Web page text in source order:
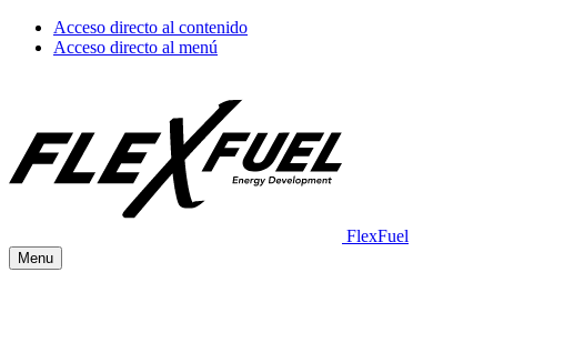
Acceso directo al contenido
Acceso directo al menú
FlexFuel
Menu